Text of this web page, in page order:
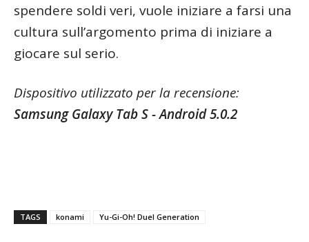
spendere soldi veri, vuole iniziare a farsi una
cultura sull’argomento prima di iniziare a
giocare sul serio.
Dispositivo utilizzato per la recensione:
Samsung Galaxy Tab S - Android 5.0.2
TAGS konami Yu-Gi-Oh! Duel Generation